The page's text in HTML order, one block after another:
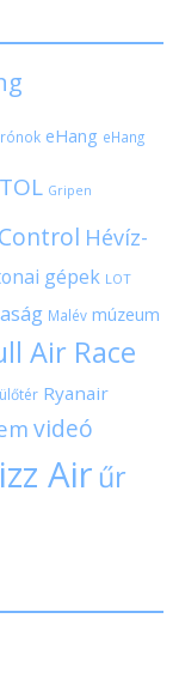
eHang eHang
Gripen
Hévíz-
gépek LOT
Malév múzeum
Air Race
Ryanair
videó
Air űr